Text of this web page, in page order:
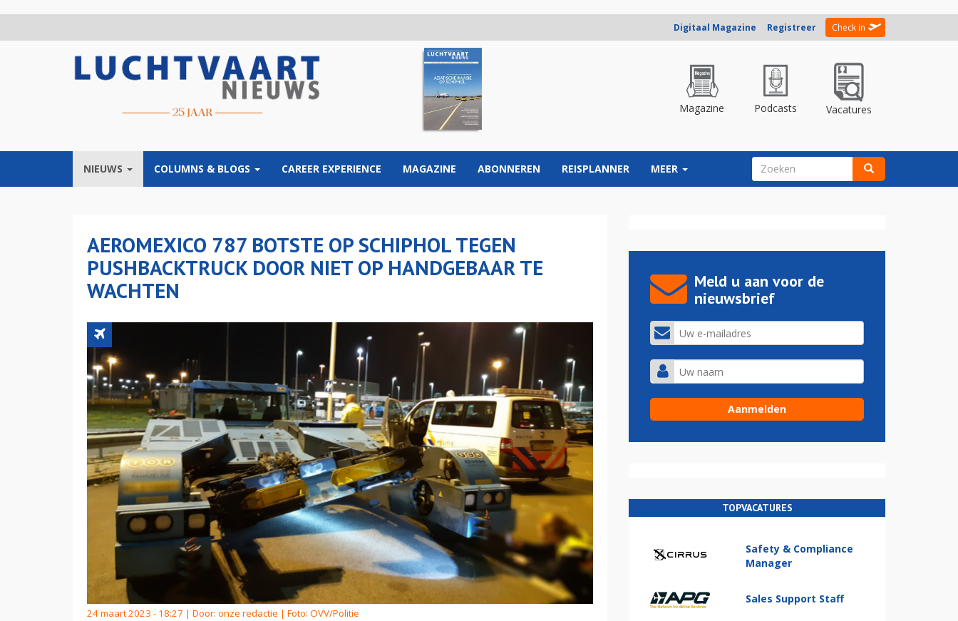
Digitaal Magazine Registreer Check in
Magazine Podcasts Vacatures
NIEUWS COLUMNS & BLOGS CAREER EXPERIENCE MAGAZINE ABONNEREN REISPLANNER MEER ZOEKVELD
AEROMEXICO 787 BOTSTE OP SCHIPHOL TEGEN
PUSHBACKTRUCK DOOR NIET OP HANDGEBAAR TE
WACHTEN
24 maart 2023 - 18:27 | Door: onze redactie | Foto: OVV/Politie
Meld u aan voor de
nieuwsbrief
TOPVACATURES
Safety & Compliance
Manager
Sales Support Staff